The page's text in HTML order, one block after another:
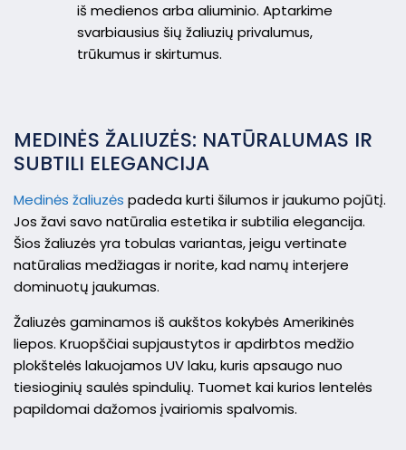
iš medienos arba aliuminio. Aptarkime
svarbiausius šių žaliuzių privalumus,
trūkumus ir skirtumus.
MEDINĖS ŽALIUZĖS: NATŪRALUMAS IR
SUBTILI ELEGANCIJA
Medinės žaliuzės padeda kurti šilumos ir jaukumo pojūtį.
Jos žavi savo natūralia estetika ir subtilia elegancija.
Šios žaliuzės yra tobulas variantas, jeigu vertinate
natūralias medžiagas ir norite, kad namų interjere
dominuotų jaukumas.
Žaliuzės gaminamos iš aukštos kokybės Amerikinės
liepos. Kruopščiai supjaustytos ir apdirbtos medžio
plokštelės lakuojamos UV laku, kuris apsaugo nuo
tiesioginių saulės spindulių. Tuomet kai kurios lentelės
papildomai dažomos įvairiomis spalvomis.